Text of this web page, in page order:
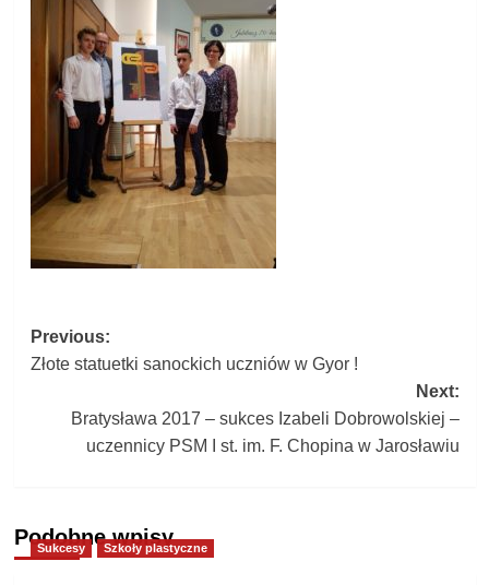
Post
navigation
Previous:
Złote statuetki sanockich uczniów w Gyor !
Next:
Bratysława 2017 – sukces Izabeli Dobrowolskiej –
uczennicy PSM I st. im. F. Chopina w Jarosławiu
Podobne wpisy
Sukcesy Szkoły plastyczne